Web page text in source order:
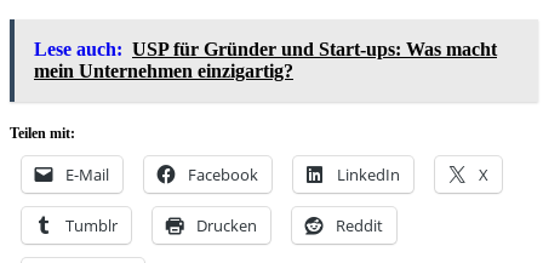
Lese auch: USP für Gründer und Start-ups: Was macht
mein Unternehmen einzigartig?
Teilen mit:
E-Mail Facebook LinkedIn X
Tumblr Drucken Reddit